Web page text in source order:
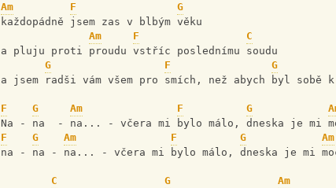
Am
F
G
každopádně jsem zas v blbým věku
Am
F
C
a pluju proti proudu vstříc poslednímu soudu
G
F G
a jsem radši vám všem pro smích, než abych byl sobě
F G Am F G
Na - na  - na... - včera mi bylo málo, dneska je mi
F
G Am F G
Am
na - na - na... - včera mi bylo málo, dneska je mi
C G Am